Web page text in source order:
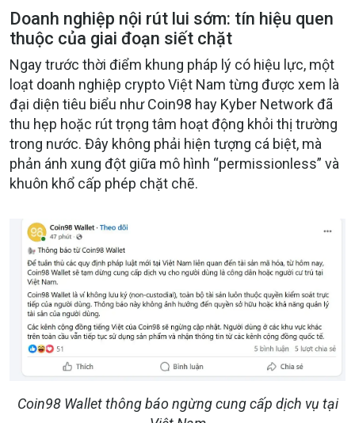
Doanh nghiệp nội rút lui sớm: tín hiệu quen
thuộc của giai đoạn siết chặt
Ngay trước thời điểm khung pháp lý có hiệu lực, một
loạt doanh nghiệp crypto Việt Nam từng được xem là
đại diện tiêu biểu như Coin98 hay Kyber Network đã
thu hẹp hoặc rút trọng tâm hoạt động khỏi thị trường
trong nước. Đây không phải hiện tượng cá biệt, mà
phản ánh xung đột giữa mô hình “permissionless” và
khuôn khổ cấp phép chặt chẽ.
Coin98 Wallet thông báo ngừng cung cấp dịch vụ tại